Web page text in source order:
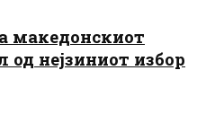
македонскиот
од нејзиниот избор